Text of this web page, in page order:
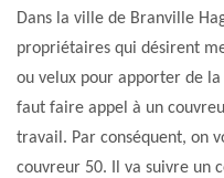
Dans la ville de Branville
propriétaires qui désirent
ou velux pour apporter de
faut faire appel à un
travail. Par conséquent, on
couvreur 50. Il va suivre un